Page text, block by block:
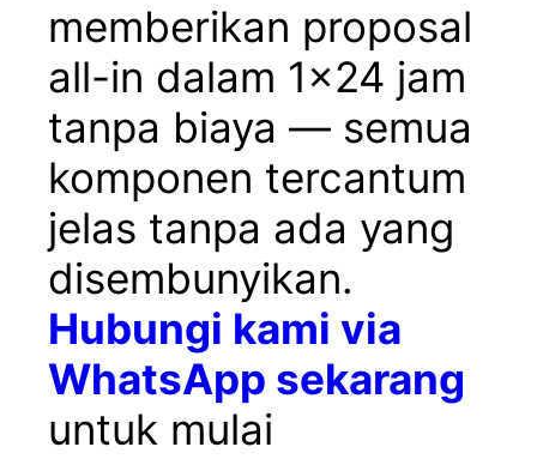
memberikan proposal
all-in dalam 1×24 jam
tanpa biaya — semua
komponen tercantum
jelas tanpa ada yang
disembunyikan.
Hubungi kami via
WhatsApp sekarang
untuk mulai